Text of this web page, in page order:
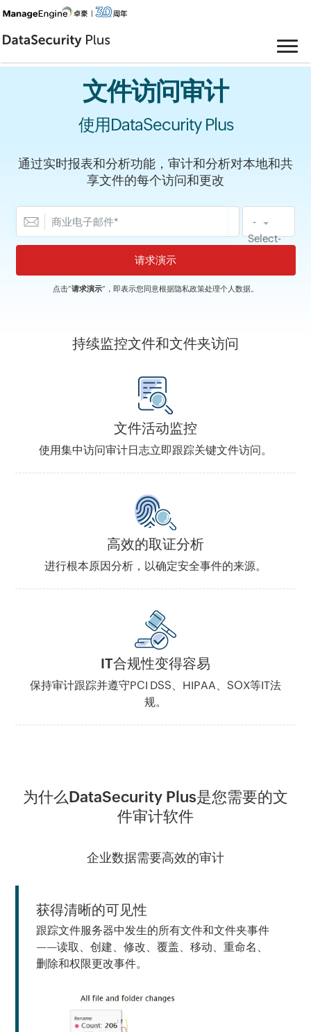
文件访问审计
使用DataSecurity Plus
通过实时报表和分析功能，审计和分析对本地和共
享文件的每个访问和更改
-
Select-
点击“请求演示”，即表示您同意根据隐私政策处理个人数据。
持续监控文件和文件夹访问
文件活动监控
使用集中访问审计日志立即跟踪关键文件访问。
高效的取证分析
进行根本原因分析，以确定安全事件的来源。
IT合规性变得容易
保持审计跟踪并遵守PCI DSS、HIPAA、SOX等IT法
规。
为什么DataSecurity Plus是您需要的文
件审计软件
企业数据需要高效的审计
获得清晰的可见性
跟踪文件服务器中发生的所有文件和文件夹事件
——读取、创建、修改、覆盖、移动、重命名、
删除和权限更改事件。